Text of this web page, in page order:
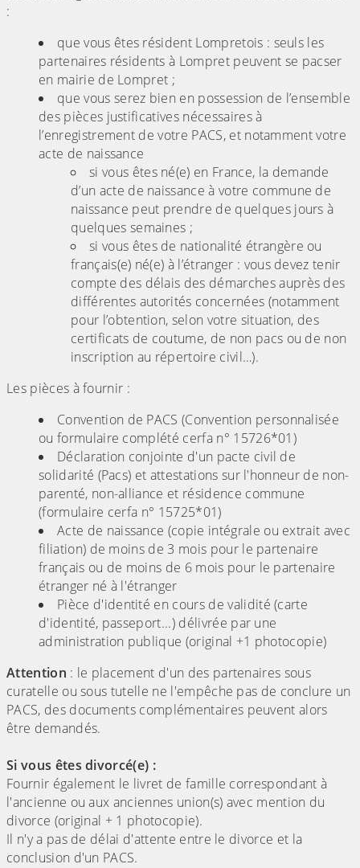
:
que vous êtes résident Lompretois : seuls les
partenaires résidents à Lompret peuvent se pacser
en mairie de Lompret ;
que vous serez bien en possession de l’ensemble
des pièces justificatives nécessaires à
l’enregistrement de votre PACS, et notamment votre
acte de naissance
si vous êtes né(e) en France, la demande
d’un acte de naissance à votre commune de
naissance peut prendre de quelques jours à
quelques semaines ;
si vous êtes de nationalité étrangère ou
français(e) né(e) à l’étranger : vous devez tenir
compte des délais des démarches auprès des
différentes autorités concernées (notamment
pour l’obtention, selon votre situation, des
certificats de coutume, de non pacs ou de non
inscription au répertoire civil…).
Les pièces à fournir :
Convention de PACS (Convention personnalisée
ou formulaire complété cerfa n° 15726*01)
Déclaration conjointe d'un pacte civil de
solidarité (Pacs) et attestations sur l'honneur de non-
parenté, non-alliance et résidence commune
(formulaire cerfa n° 15725*01)
Acte de naissance (copie intégrale ou extrait avec
filiation) de moins de 3 mois pour le partenaire
français ou de moins de 6 mois pour le partenaire
étranger né à l'étranger
Pièce d'identité en cours de validité (carte
d'identité, passeport...) délivrée par une
administration publique (original +1 photocopie)
Attention : le placement d'un des partenaires sous
curatelle ou sous tutelle ne l'empêche pas de conclure un
PACS, des documents complémentaires peuvent alors
être demandés.
Si vous êtes divorcé(e) :
Fournir également le livret de famille correspondant à
l'ancienne ou aux anciennes union(s) avec mention du
divorce (original + 1 photocopie).
Il n'y a pas de délai d'attente entre le divorce et la
conclusion d'un PACS.